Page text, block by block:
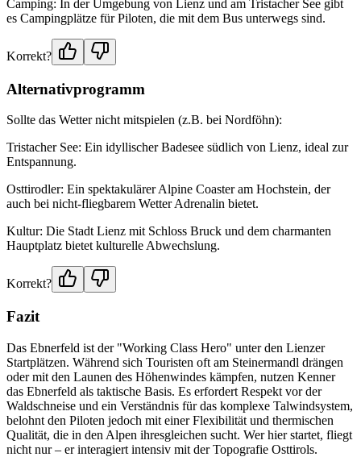
Camping: In der Umgebung von Lienz und am Tristacher See gibt
es Campingplätze für Piloten, die mit dem Bus unterwegs sind.
Korrekt?
Alternativprogramm
Sollte das Wetter nicht mitspielen (z.B. bei Nordföhn):
Tristacher See: Ein idyllischer Badesee südlich von Lienz, ideal zur
Entspannung.
Osttirodler: Ein spektakulärer Alpine Coaster am Hochstein, der
auch bei nicht-fliegbarem Wetter Adrenalin bietet.
Kultur: Die Stadt Lienz mit Schloss Bruck und dem charmanten
Hauptplatz bietet kulturelle Abwechslung.
Korrekt?
Fazit
Das Ebnerfeld ist der "Working Class Hero" unter den Lienzer
Startplätzen. Während sich Touristen oft am Steinermandl drängen
oder mit den Launen des Höhenwindes kämpfen, nutzen Kenner
das Ebnerfeld als taktische Basis. Es erfordert Respekt vor der
Waldschneise und ein Verständnis für das komplexe Talwindsystem,
belohnt den Piloten jedoch mit einer Flexibilität und thermischen
Qualität, die in den Alpen ihresgleichen sucht. Wer hier startet, fliegt
nicht nur – er interagiert intensiv mit der Topografie Osttirols.